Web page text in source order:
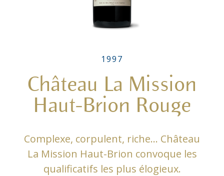
1997
Château La Mission
Haut-Brion Rouge
Complexe, corpulent, riche… Château
La Mission Haut-Brion convoque les
qualificatifs les plus élogieux.